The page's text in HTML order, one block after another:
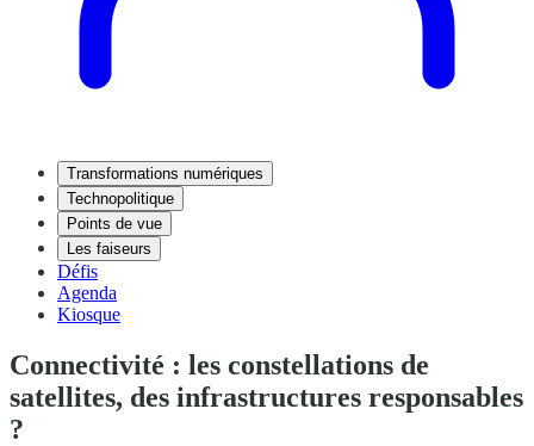
Transformations numériques
Technopolitique
Points de vue
Les faiseurs
Défis
Agenda
Kiosque
Connectivité : les constellations de
satellites, des infrastructures responsables
?